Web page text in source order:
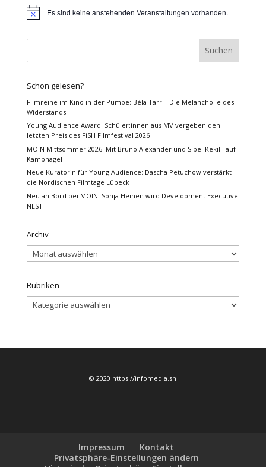
HinweisEs sind keine anstehenden Veranstaltungen vorhanden.
Schon gelesen?
Filmreihe im Kino in der Pumpe: Béla Tarr – Die Melancholie des
Widerstands
Young Audience Award: Schüler:innen aus MV vergeben den
letzten Preis des FiSH Filmfestival 2026
MOIN Mittsommer 2026: Mit Bruno Alexander und Sibel Kekilli auf
Kampnagel
Neue Kuratorin für Young Audience: Dascha Petuchow verstärkt
die Nordischen Filmtage Lübeck
Neu an Bord bei MOIN: Sonja Heinen wird Development Executive
NEST
Archiv
Archiv
Rubriken
Rubriken
© 2020 https://infomedia.sh
Impressum
Kontakt
Privatsphäre-Einstellungen ändern